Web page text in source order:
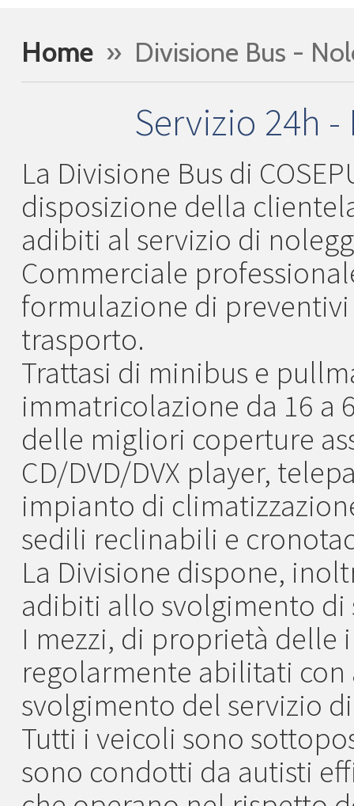
Home » Divisione Bus -
Servizio 24h
La Divisione Bus di
disposizione della
adibiti al servizio di
Commerciale
formulazione di preventivi
trasporto.
Trattasi di minibus e
immatricolazione da 16 a
delle migliori coperture
CD/DVD/DVX player,
impianto di
sedili reclinabili e
La Divisione dispone,
adibiti allo svolgimento di
I mezzi, di proprietà delle
regolarmente abilitati
svolgimento del servizio
Tutti i veicoli sono
sono condotti da autisti